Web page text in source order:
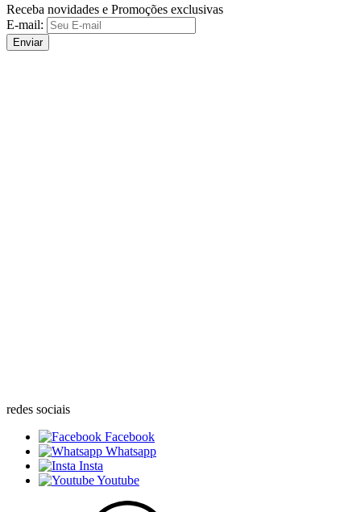
Receba novidades e Promoções exclusivas
E-mail:
Enviar
redes sociais
Facebook
Whatsapp
Insta
Youtube